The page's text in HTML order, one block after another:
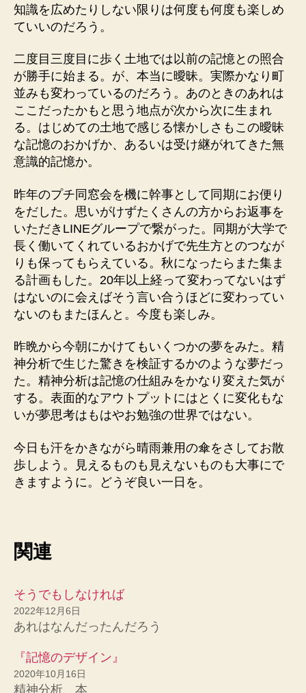
知識を広めたりしない限りは何度も何度も楽しめ
ていいのだろう。
二度目三度目に歩く土地では以前の記憶との照合
が勝手に始まる。が、本当に曖昧。実際かなり町
並みも変わっているのだろう。あのときのあれは
ここだったかもと思う地点が次から次に生まれ
る。はじめての土地で感じる懐かしさもこの曖昧
な記憶のおかげか、あるいは受け継がれてきた無
意識的記憶か。
昨年のプチ同窓会を機に幹事として同期にお便り
をだした。思いがけずたくさんの方からお返事を
いただきLINEグループで繋がった。同期が大学で
長く働いてくれているおかげで先生方とのつなが
りも保ってもらえている。秋になったらまた集ま
る計画もした。20年以上経って変わってないはず
はないのに会えばそう言い合うほどに変わってい
ないのもまたほんと。今度も楽しみ。
昨晩から今朝にかけてもいくつかの夢をみた。精
神分析で生じた驚きを検証するかのような夢だっ
た。精神分析は記憶の仕組みをかなり変えた気が
する。表面的なアウトプットにはとくに変化もな
いが夢思考はもはやお勉強の世界ではない。
今日も汗をかきながら晴雨兼用の傘をさしてお散
歩しよう。見えるものも見えないものも大事にで
きますように。どうぞ良い一日を。
関連
そうでもしなければ
2022年12月6日
あれはなんだったんだろう
『記憶のデザイン』
2020年10月16日
精神分析、本